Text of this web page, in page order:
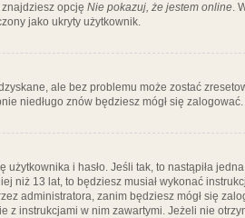
opcję Nie pokazuj, że jestem online.
jako ukryty użytkownik.
ale bez problemu może zostać
niedługo znów będziesz mógł się zalogować.
i hasło. Jeśli tak, to nastąpiła
niż 13 lat, to będziesz musiał wykonać
administratora, zanim będziesz mógł się
z instrukcjami w nim zawartymi. Jeżeli nie